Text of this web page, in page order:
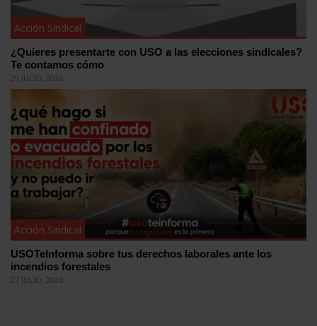
Acción Sindical
¿Quieres presentarte con USO a las elecciones sindicales?
Te contamos cómo
29 JULIO, 2026
Acción Sindical
USOTeInforma sobre tus derechos laborales ante los
incendios forestales
27 JULIO, 2026